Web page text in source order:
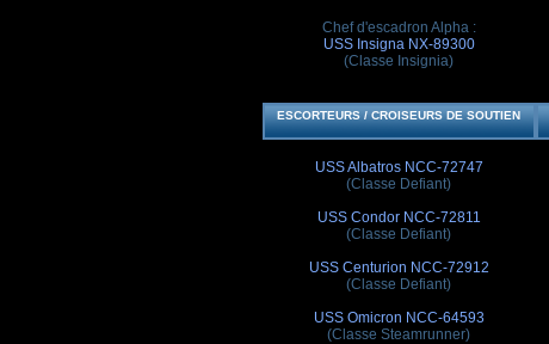
Chef d'escadron Alpha :
USS Insigna NX-89300
(Classe Insignia)
ESCORTEURS / CROISEURS DE SOUTIEN
USS Albatros NCC-72747
(Classe Defiant)
USS Condor NCC-72811
(Classe Defiant)
USS Centurion NCC-72912
(Classe Defiant)
USS Omicron NCC-64593
(Classe Steamrunner)